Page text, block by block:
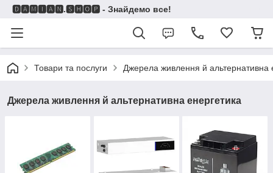
🅳🅰🅼🅸🅰🅽.🆂🅷🅾🅿 - Знайдемо все!
Товари та послуги Джерела живлення й альтернативна
Джерела живлення й альтернативна енергетика